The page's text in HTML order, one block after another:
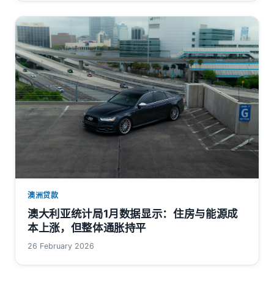
澳洲贷款
澳大利亚统计局1月数据显示：住房与能源成
本上涨，但整体通胀持平
26 February 2026